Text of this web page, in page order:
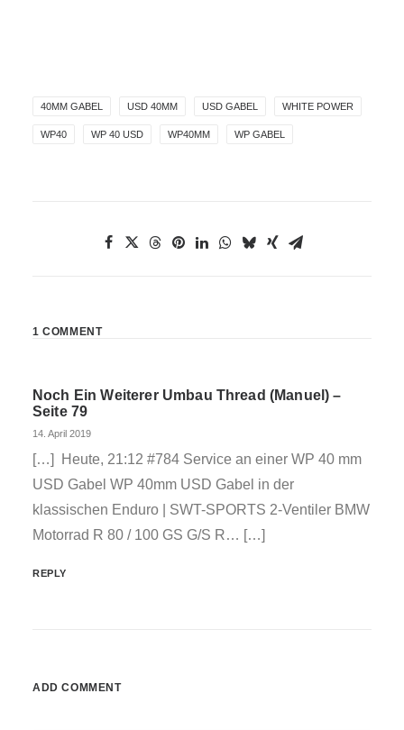
40MM GABEL USD 40MM USD GABEL WHITE POWER
WP40 WP 40 USD WP40MM WP GABEL
1 COMMENT
Noch Ein Weiterer Umbau Thread (Manuel) –
Seite 79
14. April 2019
[…] Heute, 21:12 #784 Service an einer WP 40 mm
USD Gabel WP 40mm USD Gabel in der
klassischen Enduro | SWT-SPORTS 2-Ventiler BMW
Motorrad R 80 / 100 GS G/S R… […]
REPLY
ADD COMMENT